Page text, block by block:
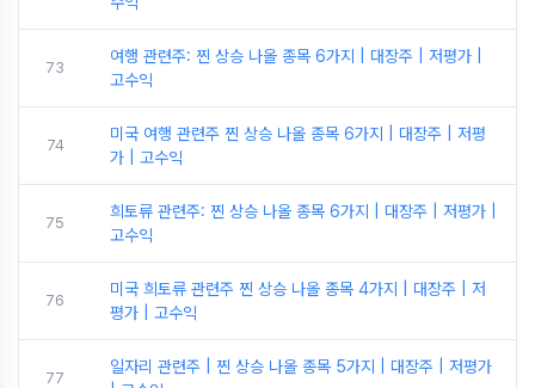
73
여행 관련주: 찐 상승 나올 종목 6가지 | 대장주 | 저평가 |
고수익
74
미국 여행 관련주 찐 상승 나올 종목 6가지 | 대장주 | 저평
가 | 고수익
75
희토류 관련주: 찐 상승 나올 종목 6가지 | 대장주 | 저평가 |
고수익
76
미국 희토류 관련주 찐 상승 나올 종목 4가지 | 대장주 | 저
평가 | 고수익
77
일자리 관련주 | 찐 상승 나올 종목 5가지 | 대장주 | 저평가